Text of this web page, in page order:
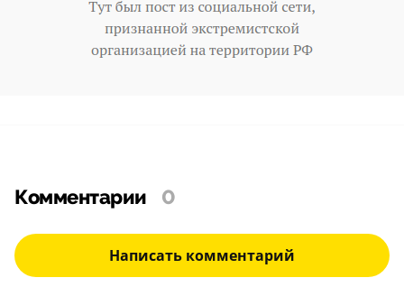
Комментарии 0
Написать комментарий